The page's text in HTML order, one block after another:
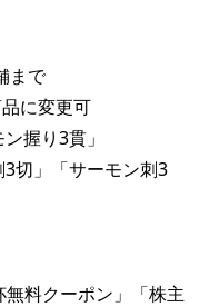
まで
に変更可
握り3貫」
3切」「サーモン刺3
無料クーポン」「株主